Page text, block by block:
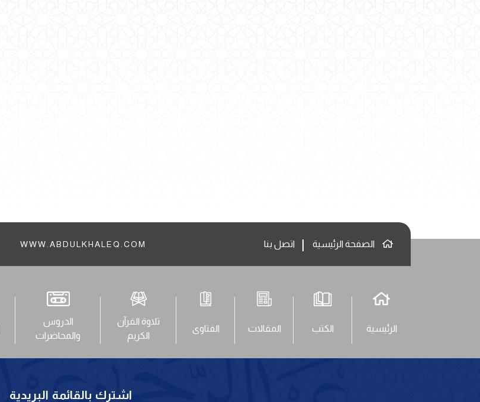
الصفحة الرئيسية اتصل بنا WWW.ABDULKHALEQ.COM
الرئيسية الكتب المقالات الفتاوى
تلاوة القرآن
الكريم
الدروس
والمحاضرات
اشترك بالقائمة البريدية